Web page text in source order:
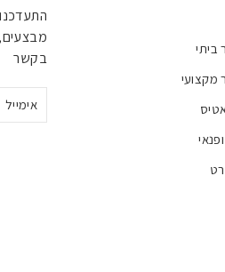
ביתי
מקצועי
מבצעים,
בקשר
אימייל